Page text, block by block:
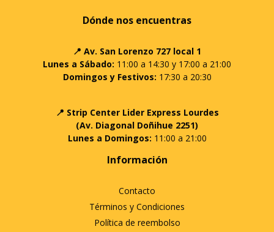
Dónde nos encuentras
📍 Av. San Lorenzo 727 local 1
Lunes a Sábado: 11:00 a 14:30 y 17:00 a 21:00
Domingos y Festivos: 17:30 a 20:30
📍 Strip Center Lider Express Lourdes
(Av. Diagonal Doñihue 2251)
Lunes a Domingos: 11:00 a 21:00
Información
Contacto
Términos y Condiciones
Política de reembolso